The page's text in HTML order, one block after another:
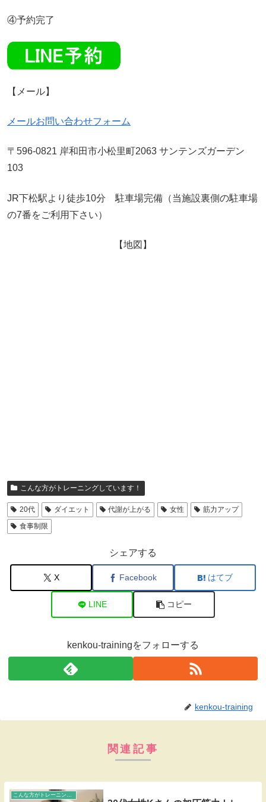
④予約完了
【メール】
メールお問い合わせフォーム
〒596-0821 岸和田市小松里町2063 サンテンズガーデン
103
JR下松駅より徒歩10分 駐車場完備（当施設裏側の駐車場
の7番をご利用下さい）
【地図】
こんな方がトレーニングしています！
20代 ダイエット 代謝が上がる 女性
筋力アップ
食事制限
シェアする
X Facebook はてブ
LINE コピー
kenkou-trainingをフォローする
kenkou-training
関連記事
こんな方がトレーニングしています！